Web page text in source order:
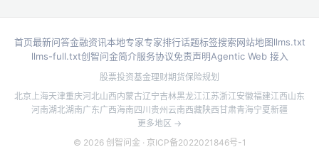
首页最新问答金融资讯本地专家专家排行话题标签搜索网站地图llms.txt
llms-full.txt创智问金简介服务协议免责声明Agentic Web 接入
股票投资基金理财期货保险规划
北京 上海天津重庆河北山西内蒙古辽宁吉林黑龙江江苏浙江安徽福建江西山东
河南湖北湖南广东广西海南四川贵州云南西藏陕西甘肃青海宁夏新疆
更多地区 →
© 2026 创智问金 · 京ICP备2022021846号-1